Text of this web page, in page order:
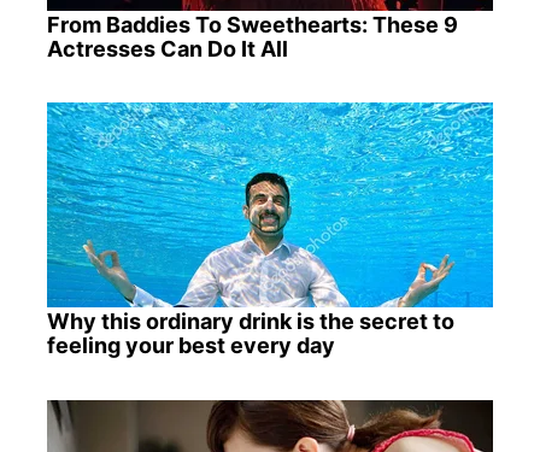
From Baddies To Sweethearts: These 9
Actresses Can Do It All
Why this ordinary drink is the secret to
feeling your best every day